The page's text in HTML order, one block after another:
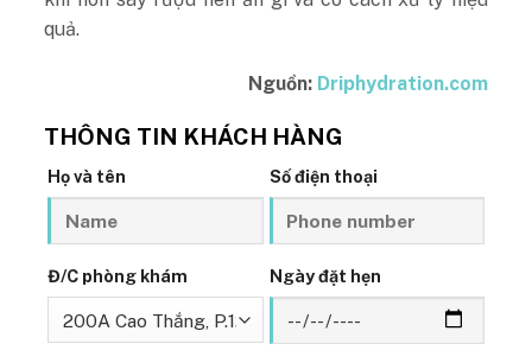
quả.
Nguồn: Driphydration.com
THÔNG TIN KHÁCH HÀNG
Họ và tên Số điện thoại
Đ/C phòng khám Ngày đặt hẹn